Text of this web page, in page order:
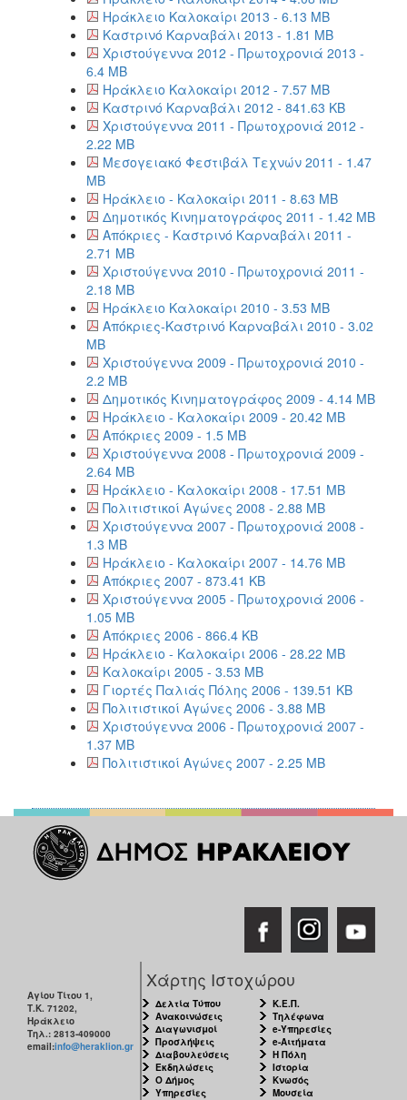
Ηράκλειο Καλοκαίρι 2013 - 6.13 MB
Καστρινό Καρναβάλι 2013 - 1.81 MB
Χριστούγεννα 2012 - Πρωτοχρονιά 2013 -
6.4 MB
Ηράκλειο Καλοκαίρι 2012 - 7.57 MB
Καστρινό Καρναβάλι 2012 - 841.63 KB
Χριστούγεννα 2011 - Πρωτοχρονιά 2012 -
2.22 MB
Μεσογειακό Φεστιβάλ Τεχνών 2011 - 1.47
MB
Ηράκλειο - Καλοκαίρι 2011 - 8.63 MB
Δημοτικός Κινηματογράφος 2011 - 1.42 MB
Απόκριες - Καστρινό Καρναβάλι 2011 -
2.71 MB
Χριστούγεννα 2010 - Πρωτοχρονιά 2011 -
2.18 MB
Ηράκλειο Καλοκαίρι 2010 - 3.53 MB
Απόκριες-Καστρινό Καρναβάλι 2010 - 3.02
MB
Χριστούγεννα 2009 - Πρωτοχρονιά 2010 -
2.2 MB
Δημοτικός Κινηματογράφος 2009 - 4.14 MB
Ηράκλειο - Καλοκαίρι 2009 - 20.42 MB
Απόκριες 2009 - 1.5 MB
Χριστούγεννα 2008 - Πρωτοχρονιά 2009 -
2.64 MB
Ηράκλειο - Καλοκαίρι 2008 - 17.51 MB
Πολιτιστικοί Αγώνες 2008 - 2.88 MB
Χριστούγεννα 2007 - Πρωτοχρονιά 2008 -
1.3 MB
Ηράκλειο - Καλοκαίρι 2007 - 14.76 MB
Απόκριες 2007 - 873.41 KB
Χριστούγεννα 2005 - Πρωτοχρονιά 2006 -
1.05 MB
Απόκριες 2006 - 866.4 KB
Ηράκλειο - Καλοκαίρι 2006 - 28.22 MB
Καλοκαίρι 2005 - 3.53 MB
Γιορτές Παλιάς Πόλης 2006 - 139.51 KB
Πολιτιστικοί Αγώνες 2006 - 3.88 MB
Χριστούγεννα 2006 - Πρωτοχρονιά 2007 -
1.37 MB
Πολιτιστικοί Αγώνες 2007 - 2.25 MB
Αγίου Τίτου 1,
Τ.Κ. 71202,
Ηράκλειο
Τηλ.: 2813-409000
email:info@heraklion.gr
Χάρτης Ιστοχώρου
Δελτία Τύπου
Ανακοινώσεις
Διαγωνισμοί
Προσλήψεις
Διαβουλεύσεις
Εκδηλώσεις
Ο Δήμος
Υπηρεσίες
Κ.Ε.Π.
Τηλέφωνα
e-Υπηρεσίες
e-Αιτήματα
Η Πόλη
Ιστορία
Κνωσός
Μουσεία